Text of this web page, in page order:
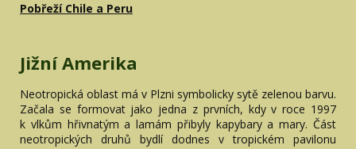
Pobřeží Chile a Peru
Jižní Amerika
Neotropická oblast má v Plzni symbolicky sytě zelenou barvu.
Začala se formovat jako jedna z prvních, kdy v roce 1997
k vlkům hřivnatým a lamám přibyly kapybary a mary. Část
neotropických druhů bydlí dodnes v tropickém pavilonu